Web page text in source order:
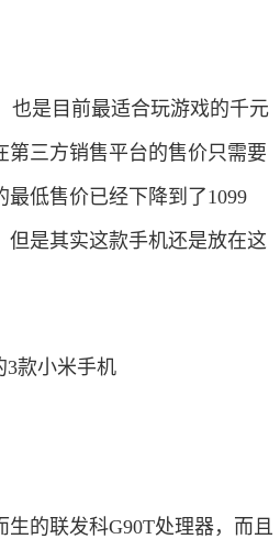
也是目前最适合玩游戏的千元
第三方销售平台的售价只需要
最低售价已经下降到了1099
但是其实这款手机还是放在这
生的联发科G90T处理器，而且